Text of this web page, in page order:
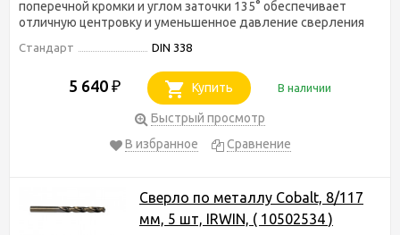
поперечной кромки и углом заточки 135° обеспечивает
отличную центровку и уменьшенное давление сверления
Стандарт DIN 338
5 640 ₽ Купить В наличии
Быстрый просмотр
В избранное
Сравнение
Сверло по металлу Cobalt, 8/117
мм, 5 шт, IRWIN, ( 10502534 )